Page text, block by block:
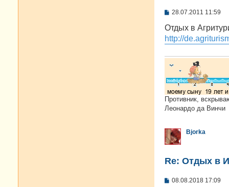
С
о
щ
н
е
28.07.2011 11:59
Отдых в
http://
Противник,
Леонардо да Винчи
Bjorka
Re: Отдых в
С
08.08.2018 17:09